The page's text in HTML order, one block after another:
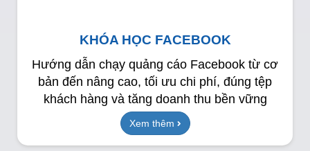
KHÓA HỌC FACEBOOK
Hướng dẫn chạy quảng cáo Facebook từ cơ
bản đến nâng cao, tối ưu chi phí, đúng tệp
khách hàng và tăng doanh thu bền vững
Xem thêm